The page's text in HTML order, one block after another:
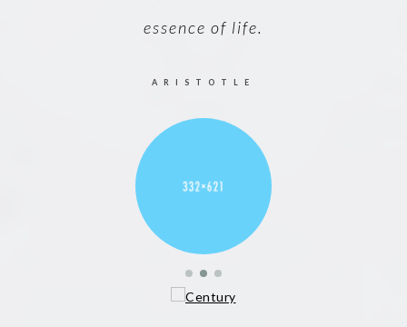
essence of life.
ARISTOTLE